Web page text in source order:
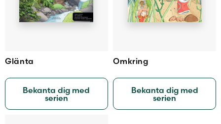
Glänta
Bekanta dig med
serien
Omkring
Bekanta dig med
serien